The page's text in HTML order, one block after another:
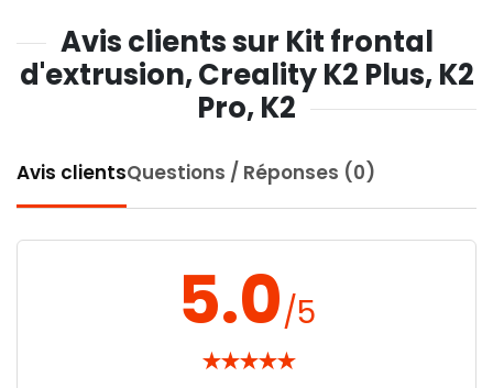
Avis clients sur Kit frontal
d'extrusion, Creality K2 Plus, K2
Pro, K2
Avis clientsQuestions / Réponses (0)
5.0/5
★★★★★